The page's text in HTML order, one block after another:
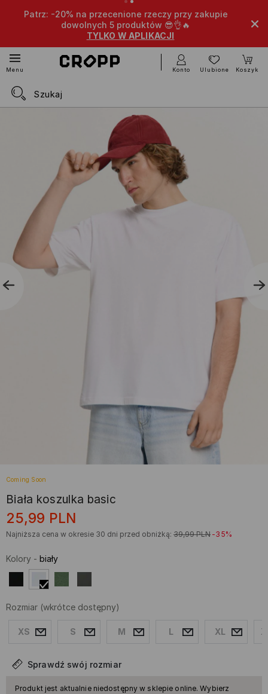
Patrz: -20% na przecenione rzeczy przy zakupie
dowolnych 5 produktów 😎👌🔥
TYLKO W APLIKACJI
Menu Konto Ulubione Koszyk
Coming Soon
Biała koszulka basic
25,99 PLN
Najniższa cena w okresie 30 dni przed obniżką: 39,99 PLN -35%
Kolory - biały
Rozmiar (wkrótce dostępny)
XS S M L XL
Sprawdź swój rozmiar
Produkt jest aktualnie niedostępny w sklepie online. Wybierz